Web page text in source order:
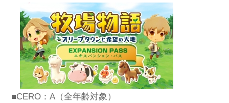
■CERO：A（全年齢対象）